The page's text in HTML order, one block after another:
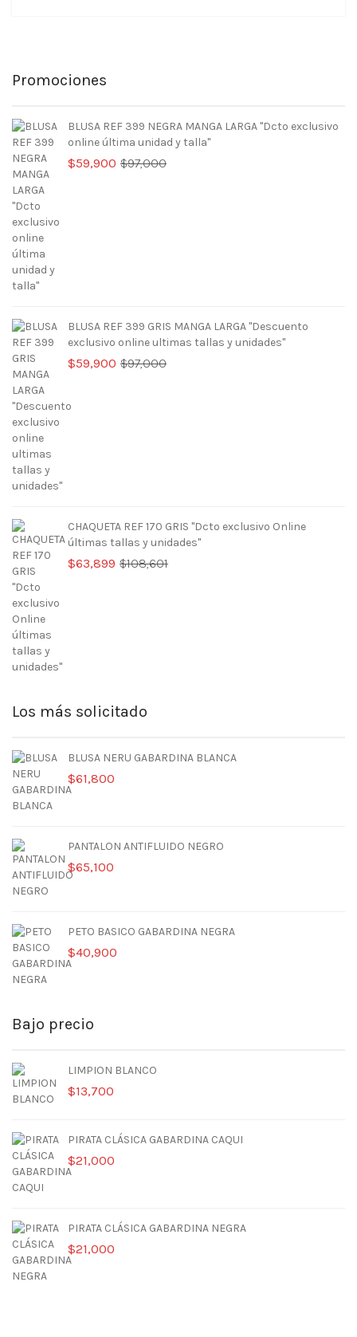
Promociones
BLUSA REF 399 NEGRA MANGA LARGA "Dcto exclusivo
online última unidad y talla"
$97,000El
$59,900
El
BLUSA REF 399 GRIS MANGA LARGA "Descuento
exclusivo online ultimas tallas y unidades"
$97,000El
$59,900
El
CHAQUETA REF 170 GRIS "Dcto exclusivo Online
últimas tallas y unidades"
$108,601El
$63,899
El
Los más solicitado
BLUSA NERU GABARDINA BLANCA
$61,800
PANTALON ANTIFLUIDO NEGRO
$65,100
PETO BASICO GABARDINA NEGRA
$40,900
Bajo precio
LIMPION BLANCO
$13,700
PIRATA CLÁSICA GABARDINA CAQUI
$21,000
PIRATA CLÁSICA GABARDINA NEGRA
$21,000